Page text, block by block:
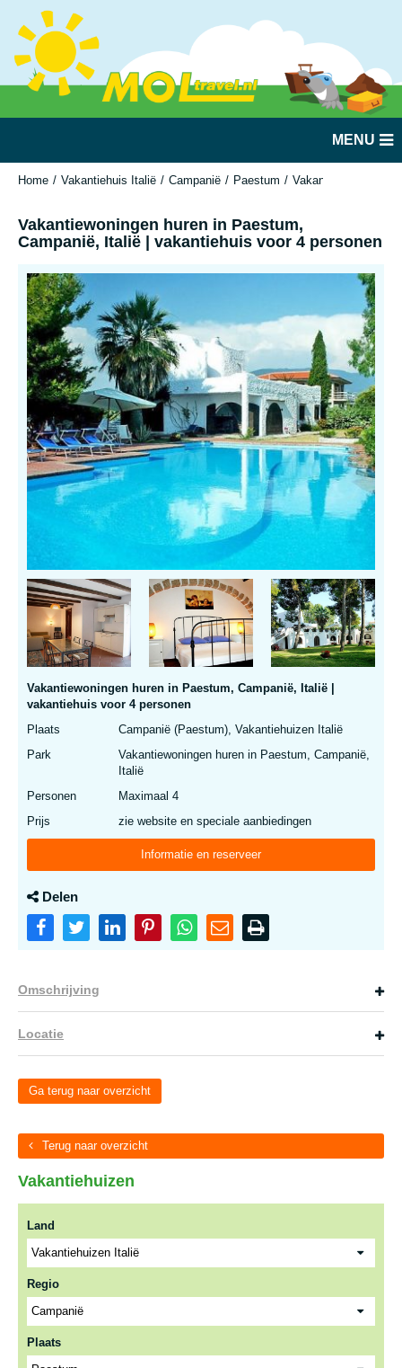
MENU
Home Vakantiehuis Italië Campanië Paestum Vakantiewoningen
Vakantiewoningen huren in Paestum,
Campanië, Italië | vakantiehuis voor 4 personen
Vakantiewoningen huren in Paestum, Campanië, Italië |
vakantiehuis voor 4 personen
Plaats
Campanië (Paestum), Vakantiehuizen Italië
Park
Vakantiewoningen huren in Paestum, Campanië,
Italië
Personen
Maximaal 4
Prijs
zie website en speciale aanbiedingen
Informatie en reserveer
Delen
Omschrijving
Locatie
Ga terug naar overzicht
Terug naar overzicht
Vakantiehuizen
Land
Regio
Plaats